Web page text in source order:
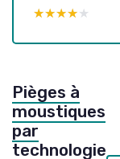
★★★★★
★★★★★
Pièges à
moustiques
par
technologie